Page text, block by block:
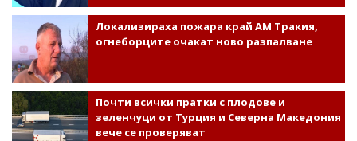
Локализираха пожара край АМ Тракия,
огнеборците очакат ново разпалване
Почти всички пратки с плодове и
зеленчуци от Турция и Северна Македония
вече се проверяват